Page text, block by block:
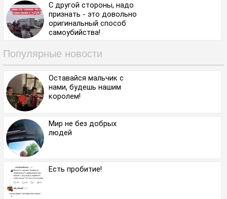
С другой стороны, надо
признать - это довольно
оригинальный способ
самоубийства!
Популярные новости
Оставайся мальчик с
нами, будешь нашим
королем!
Мир не без добрых
людей
Есть пробитие!